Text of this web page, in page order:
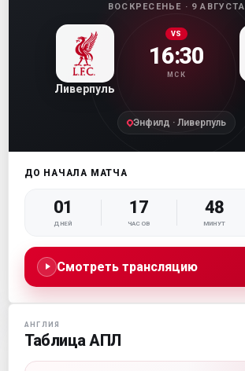
ВОСКРЕСЕНЬЕ · 9 АВГУСТА
Ливерпуль
VS
16:30
МСК
Энфилд · Ливерпуль
ДО НАЧАЛА МАТЧА
01
ДНЕЙ
17
ЧАСОВ
48
МИНУТ
Смотреть трансляцию
АНГЛИЯ
Таблица АПЛ